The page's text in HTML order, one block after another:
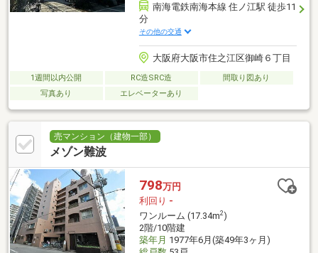
南海電鉄南海本線 住ノ江駅 徒歩11
分
その他の交通
大阪府大阪市住之江区御崎６丁目
1週間以内公開 RC造SRC造
間取り図あり
写真あり
エレベーターあり
売マンション（建物一部）
メゾン難波
798万円
利回り -
ワンルーム (17.34m2)
2階/10階建
築年月 1977年6月(築49年3ヶ月)